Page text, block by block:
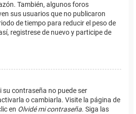
También, algunos foros
sus usuarios que no publicaron
de tiempo para reducir el peso de
registrese de nuevo y participe de
su contraseña no puede ser
o cambiarla. Visite la página de
en Olvidé mi contraseña. Siga las